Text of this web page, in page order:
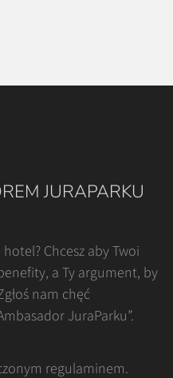
JURAPARKU
Chcesz aby Twoi
a Ty argument, by
nam chęć
JuraParku”.
regulaminem.